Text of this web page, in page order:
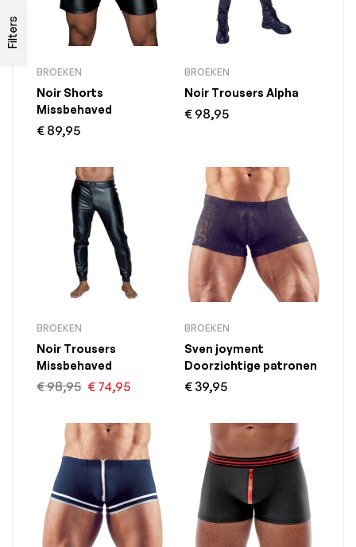
Filters
BROEKEN
Noir Shorts
Missbehaved
€ 89,95
BROEKEN
Noir Trousers Alpha
€ 98,95
BROEKEN
Noir Trousers
Missbehaved
€98,95 € 74,95
BROEKEN
Sven joyment
Doorzichtige patronen
€ 39,95